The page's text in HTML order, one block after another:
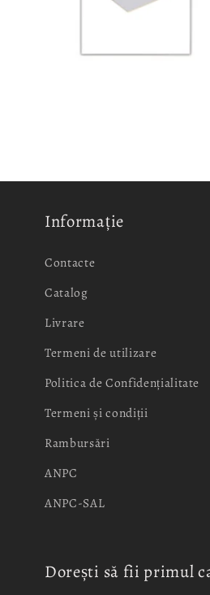
Informație
Contacte
Catalog
Livrare
Termeni de utilizare
Politica de Confidențialitate
Termeni și condiții
Rambursări
ANPC
ANPC-SAL
Dorești să fii primul